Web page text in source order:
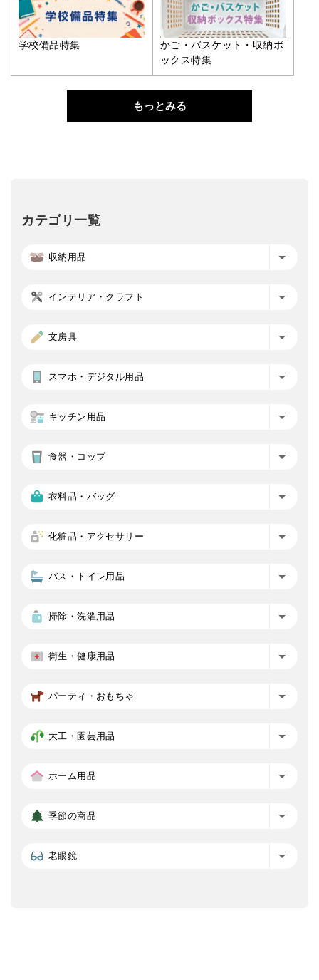
学校備品特集
かご・バスケット・収納ボ
ックス特集
もっとみる
カテゴリ一覧
収納用品
インテリア・クラフト
文房具
スマホ・デジタル用品
キッチン用品
食器・コップ
衣料品・バッグ
化粧品・アクセサリー
バス・トイレ用品
掃除・洗濯用品
衛生・健康用品
パーティ・おもちゃ
大工・園芸用品
ホーム用品
季節の商品
老眼鏡